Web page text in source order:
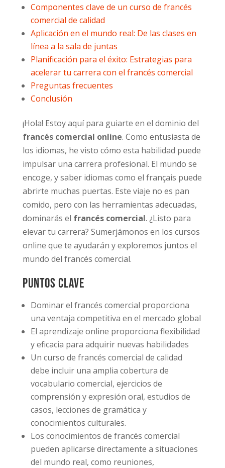
Componentes clave de un curso de francés
comercial de calidad
Aplicación en el mundo real: De las clases en
línea a la sala de juntas
Planificación para el éxito: Estrategias para
acelerar tu carrera con el francés comercial
Preguntas frecuentes
Conclusión
¡Hola! Estoy aquí para guiarte en el dominio del
francés comercial online. Como entusiasta de
los idiomas, he visto cómo esta habilidad puede
impulsar una carrera profesional. El mundo se
encoge, y saber idiomas como el français puede
abrirte muchas puertas. Este viaje no es pan
comido, pero con las herramientas adecuadas,
dominarás el francés comercial. ¿Listo para
elevar tu carrera? Sumerjámonos en los cursos
online que te ayudarán y exploremos juntos el
mundo del francés comercial.
Puntos clave
Dominar el francés comercial proporciona
una ventaja competitiva en el mercado global
El aprendizaje online proporciona flexibilidad
y eficacia para adquirir nuevas habilidades
Un curso de francés comercial de calidad
debe incluir una amplia cobertura de
vocabulario comercial, ejercicios de
comprensión y expresión oral, estudios de
casos, lecciones de gramática y
conocimientos culturales.
Los conocimientos de francés comercial
pueden aplicarse directamente a situaciones
del mundo real, como reuniones,